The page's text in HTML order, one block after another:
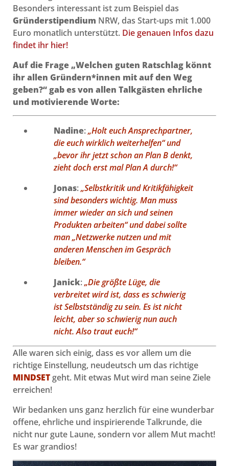
Besonders interessant ist zum Beispiel das
Gründerstipendium NRW, das Start-ups mit 1.000
Euro monatlich unterstützt. Die genauen Infos dazu
findet ihr hier!
Auf die Frage „Welchen guten Ratschlag könnt
ihr allen Gründern*innen mit auf den Weg
geben?“ gab es von allen Talkgästen ehrliche
und motivierende Worte:
Nadine:„Holt euch Ansprechpartner,
die euch wirklich weiterhelfen“ und
„bevor ihr jetzt schon an Plan B denkt,
zieht doch erst mal Plan A durch!“
Jonas:„Selbstkritik und Kritikfähigkeit
sind besonders wichtig. Man muss
immer wieder an sich und seinen
Produkten arbeiten“ und dabei sollte
man „Netzwerke nutzen und mit
anderen Menschen im Gespräch
bleiben.“
Janick:„Die größte Lüge, die
verbreitet wird ist, dass es schwierig
ist Selbstständig zu sein. Es ist nicht
leicht, aber so schwierig nun auch
nicht. Also traut euch!“
Alle waren sich einig, dass es vor allem um die
richtige Einstellung, neudeutsch um das richtige
MINDSET geht. Mit etwas Mut wird man seine Ziele
erreichen!
Wir bedanken uns ganz herzlich für eine wunderbar
offene, ehrliche und inspirierende Talkrunde, die
nicht nur gute Laune, sondern vor allem Mut macht!
Es war grandios!